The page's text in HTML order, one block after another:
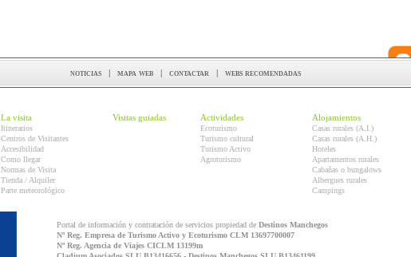
noticias | mapa web | contactar | webs recomendadas
La visita
Itinerarios
Centros de Visitantes
Accesibilidad
Como llegar
Normas de Visita
Tienda / Alquiler
Parte meteorológico
Visitas guiadas Actividades
Ecoturismo
Turismo cultural
Turismo Activo
Agroturismo
Alojamientos
Casas rurales (A.I.)
Casas rurales (A.H.)
Hoteles
Apartamentos rurales
Cabañas o bungalows
Albergues rurales
Campings
Portal de información y contratación de servicios propiedad de Destinos Manchegos
Nº Reg. Empresa de Turismo Activo y Ecoturismo CLM 13697700007
Nº Reg. Agencia de Viajes CICLM 13199m